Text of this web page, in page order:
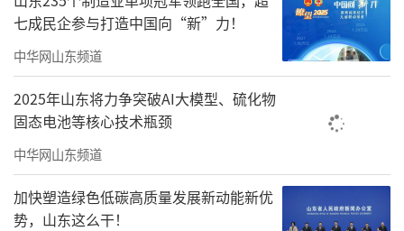
七成民企参与打造中国向“新”力！
中华网山东频道
2025年山东将力争突破AI大模型、硫化物
固态电池等核心技术瓶颈
中华网山东频道
加快塑造绿色低碳高质量发展新动能新优
势，山东这么干！